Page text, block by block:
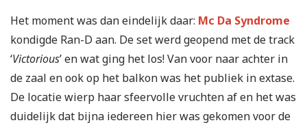
Het moment was dan eindelijk daar: Mc Da Syndrome
kondigde Ran-D aan. De set werd geopend met de track
‘Victorious’ en wat ging het los! Van voor naar achter in
de zaal en ook op het balkon was het publiek in extase.
De locatie wierp haar sfeervolle vruchten af en het was
duidelijk dat bijna iedereen hier was gekomen voor de